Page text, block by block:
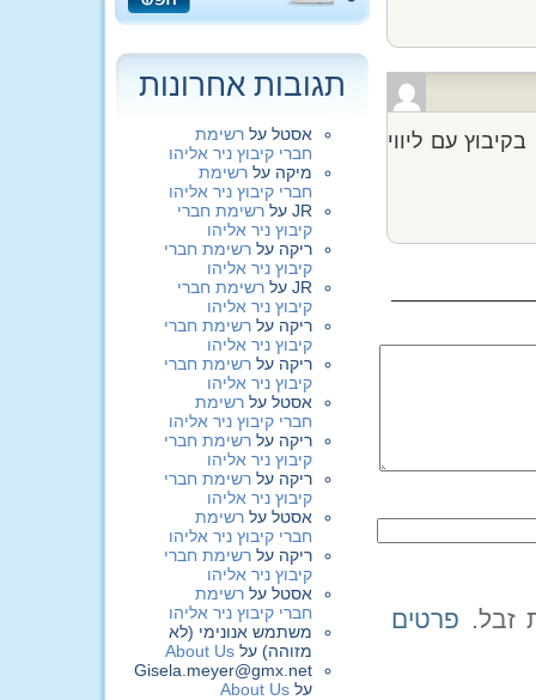
עם ליווי
פרטים
תגובות אחרונות
אסטל על רשימת
חברי קיבוץ ניר אליהו
מיקה על רשימת
חברי קיבוץ ניר אליהו
JR על רשימת חברי
קיבוץ ניר אליהו
ריקה על רשימת חברי
קיבוץ ניר אליהו
JR על רשימת חברי
קיבוץ ניר אליהו
ריקה על רשימת חברי
קיבוץ ניר אליהו
ריקה על רשימת חברי
קיבוץ ניר אליהו
אסטל על רשימת
חברי קיבוץ ניר אליהו
ריקה על רשימת חברי
קיבוץ ניר אליהו
ריקה על רשימת חברי
קיבוץ ניר אליהו
אסטל על רשימת
חברי קיבוץ ניר אליהו
ריקה על רשימת חברי
קיבוץ ניר אליהו
אסטל על רשימת
חברי קיבוץ ניר אליהו
משתמש אנונימי (לא
מזוהה) על About Us
Gisela.meyer@gmx.net
על About Us